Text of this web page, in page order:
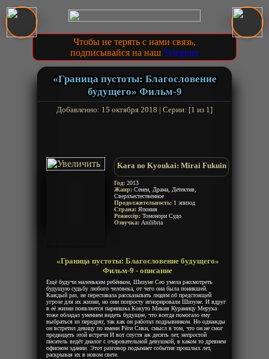
Чтобы не терять с нами связь,
подписывайся на наш Telegram
«Граница пустоты: Благословение
будущего» Фильм-9
Добавленно: 15 октября 2018 | Серии: [1 из 1]
Kara no Kyoukai: Mirai Fukuin
Год: 2013
Жанр: Сенен, Драма, Детектив,
Сверхъестественное
Продолжительность: 1 эпизод
Страна: Япония
Режиссёр: Томонори Судо
Озвучка: Anilibria
«Граница пустоты: Благословение будущего»
Фильм-9 - описание
Ещё будучи маленьким ребёнком, Шизуне Сео умела рассмотреть
будущую судьбу любого человека, от чего она была поникшей.
Каждый раз, не переставала рассказывать людям об предстоящей
угрозе для их жизни, но они попросту игнорировали Шизуне. И вдруг
в её жизни появляется парнишка Кокуто Микия Курамицу Мерука
тоже обладал умением видеть будущие, что всегда помогало ему
выбраться из передряг, так как он работал подрывником. Но однажды
он встретил девицу по имени Рёги Сики, смысл в том, что он не смог
предвидеть этой встречи И вот спустя аж десять лет, непростой
писатель ведёт диалог с очаровательной девушкой, в каком то древнем
офисном здании. Этот разговор подымает события прошлых лет,
раскрывая их в новом свете.